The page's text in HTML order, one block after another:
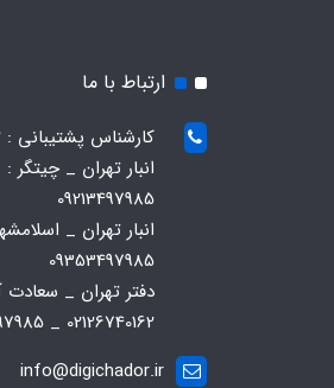
ارتباط با ما
کارشناس پشتیبانی : 02191016572
09213497985
09353497985
دفتر تهران _ سعادت
02126740162 _ 09123497985
info@digichador.ir